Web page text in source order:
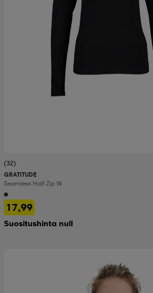
(32)
GRATITUDE
Seamless Half Zip W
17,99
Suositushinta null